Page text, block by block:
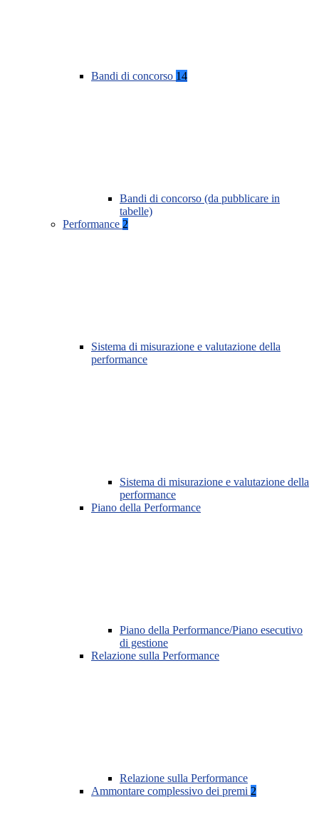
Bandi di concorso 14
Bandi di concorso (da pubblicare in
tabelle)
Performance 2
Sistema di misurazione e valutazione della
performance
Sistema di misurazione e valutazione della
performance
Piano della Performance
Piano della Performance/Piano esecutivo
di gestione
Relazione sulla Performance
Relazione sulla Performance
Ammontare complessivo dei premi 2